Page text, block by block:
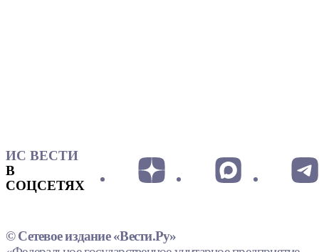
ИС ВЕСТИ
В
СОЦСЕТЯХ
© Сетевое издание «Вести.Ру»